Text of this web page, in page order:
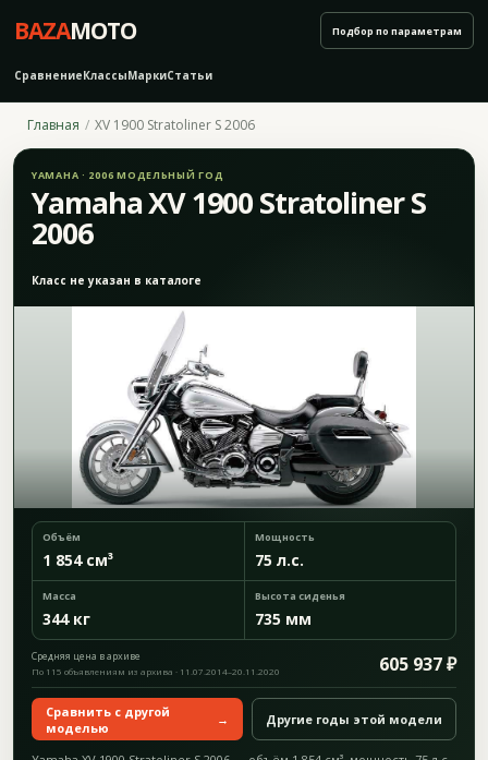
BAZAMOTO
СравнениеКлассыМаркиСтатьи
Подбор по параметрам
Главная XV 1900 Stratoliner S 2006
YAMAHA · 2006 МОДЕЛЬНЫЙ ГОД
Yamaha XV 1900 Stratoliner S
2006
Класс не указан в каталоге
Объём
1 854 см³
Мощность
75 л.с.
Масса
344 кг
Высота сиденья
735 мм
Средняя цена в архиве 605 937 ₽
По 115 объявлениям из архива · 11.07.2014–20.11.2020
Сравнить с другой
моделью
→ Другие годы этой модели